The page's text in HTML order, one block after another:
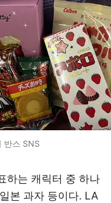
반스 SNS
하는 캐릭터 중 하나
본 과자 등이다. LA